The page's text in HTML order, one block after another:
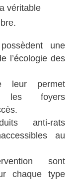
véritable
une
l’écologie des
leur permet
les foyers
anti-rats
au
sont
chaque type